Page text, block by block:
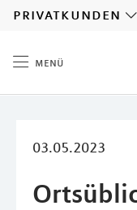
privatkunden
menü
03.05.2023